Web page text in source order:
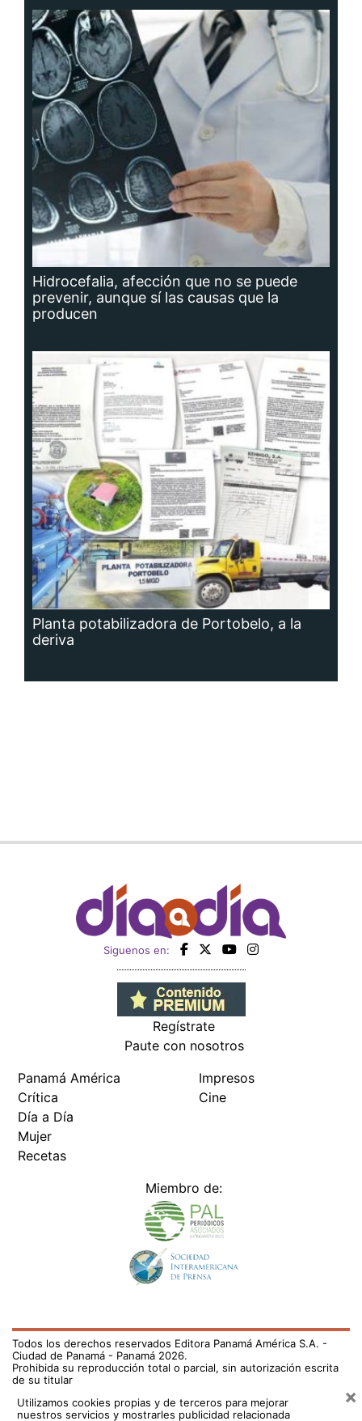
Hidrocefalia, afección que no se puede
prevenir, aunque sí las causas que la
producen
Planta potabilizadora de Portobelo, a la
deriva
Siguenos en:
Regístrate
Paute con nosotros
Panamá América
Crítica
Día a Día
Mujer
Recetas
Impresos
Cine
Miembro de:
Todos los derechos reservados Editora Panamá América S.A. -
Ciudad de Panamá - Panamá 2026.
Prohibida su reproducción total o parcial, sin autorización escrita
de su titular
Utilizamos cookies propias y de terceros para mejorar
nuestros servicios y mostrarles publicidad relacionada
×